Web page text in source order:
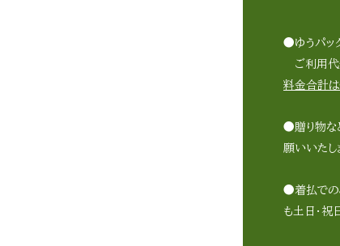
●ゆうパッ
ご利用代
料金合計は
●贈り物な
願いいたし
●着払での
も土日・祝